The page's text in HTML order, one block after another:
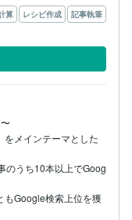
算 レシピ作成
記事執筆
をメインテーマとした
のうち10本以上でGoog
もGoogle検索上位を獲